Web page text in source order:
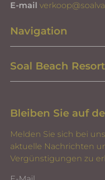
E-mail
Navigation
Soal Beach
Bleiben Sie auf
Melden Sie sich bei
aktuelle Nachrichten
Vergünstigungen zu